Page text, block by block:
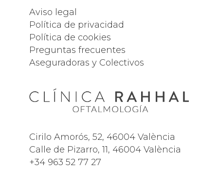
Aviso legal
Política de privacidad
Política de cookies
Preguntas frecuentes
Aseguradoras y Colectivos
Cirilo Amorós, 52, 46004 València
Calle de Pizarro, 11, 46004 València
+34 963 52 77 27